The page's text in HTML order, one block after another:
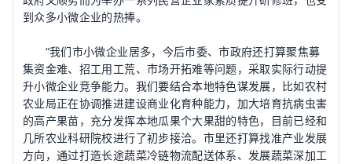
到众多小微企业的热捧。
“我们市小微企业居多，今后市委、市政府还打算聚焦募
集资金难、招工用工荒、市场开拓难等问题，采取实际行动提
升小微企业竞争能力。我们要结合本地特色谋发展，比如农村
农业局正在协调推进建设商业化育种能力，加大培育抗病虫害
的高产果苗，充分发挥本地瓜果个大果甜的特色，目前已经和
几所农业科研院校进行了初步接洽。市里还打算找准产业发展
方向，通过打造长途蔬菜冷链物流配送体系、发展蔬菜深加工